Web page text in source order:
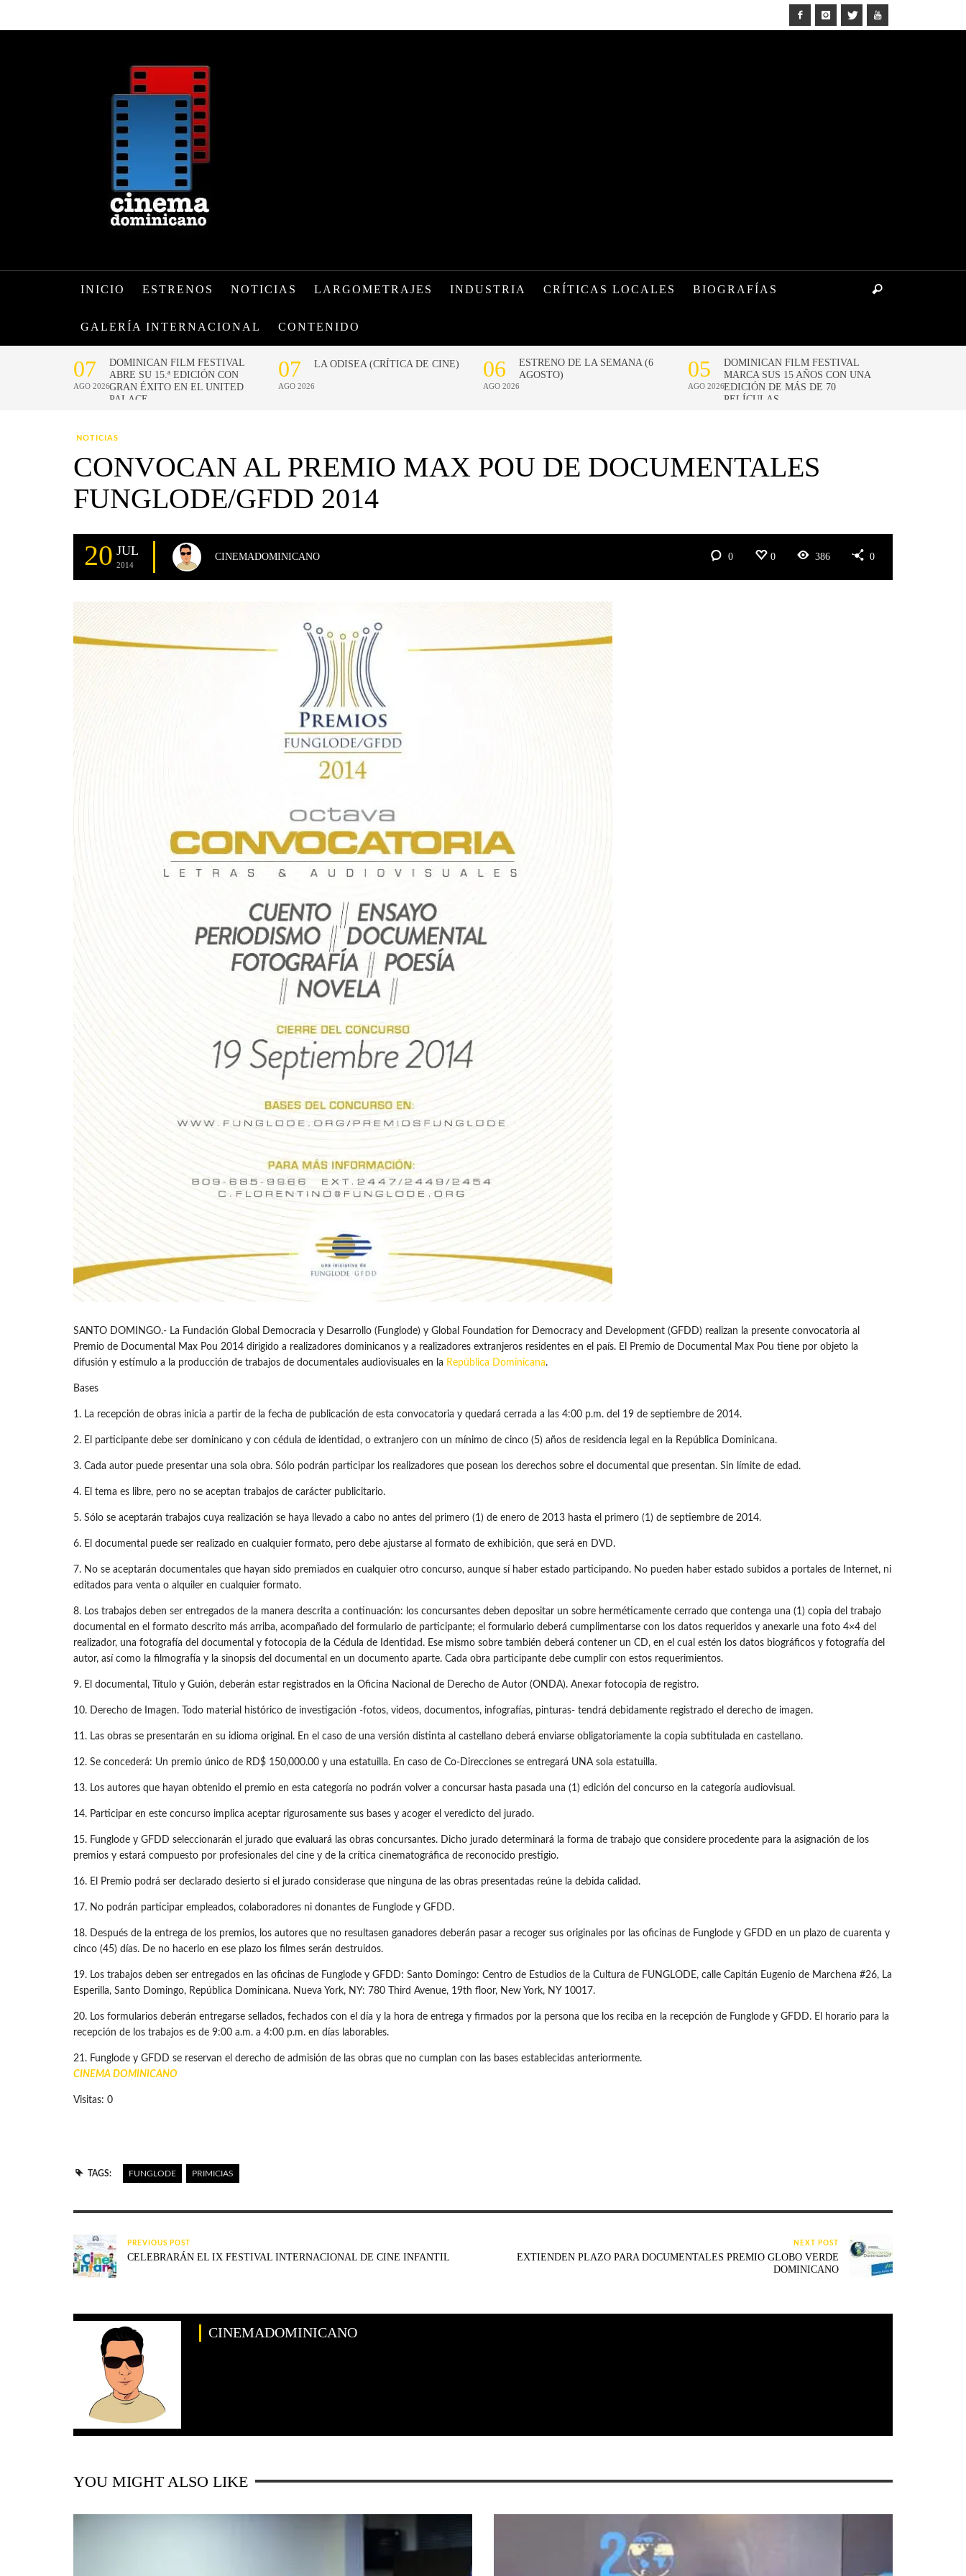
INICIO ESTRENOS NOTICIAS LARGOMETRAJES INDUSTRIA CRÍTICAS LOCALES BIOGRAFÍAS
GALERÍA INTERNACIONAL CONTENIDO
NOTICIAS
CONVOCAN AL PREMIO MAX POU DE DOCUMENTALES
FUNGLODE/GFDD 2014
20 JUL
2014
CINEMADOMINICANO 0 0 386 0
SANTO DOMINGO.- La Fundación Global Democracia y Desarrollo (Funglode) y Global Foundation for Democracy and Development (GFDD) realizan la presente convocatoria al
Premio de Documental Max Pou 2014 dirigido a realizadores dominicanos y a realizadores extranjeros residentes en el país. El Premio de Documental Max Pou tiene por objeto la
difusión y estímulo a la producción de trabajos de documentales audiovisuales en la República Dominicana.
Bases
1. La recepción de obras inicia a partir de la fecha de publicación de esta convocatoria y quedará cerrada a las 4:00 p.m. del 19 de septiembre de 2014.
2. El participante debe ser dominicano y con cédula de identidad, o extranjero con un mínimo de cinco (5) años de residencia legal en la República Dominicana.
3. Cada autor puede presentar una sola obra. Sólo podrán participar los realizadores que posean los derechos sobre el documental que presentan. Sin límite de edad.
4. El tema es libre, pero no se aceptan trabajos de carácter publicitario.
5. Sólo se aceptarán trabajos cuya realización se haya llevado a cabo no antes del primero (1) de enero de 2013 hasta el primero (1) de septiembre de 2014.
6. El documental puede ser realizado en cualquier formato, pero debe ajustarse al formato de exhibición, que será en DVD.
7. No se aceptarán documentales que hayan sido premiados en cualquier otro concurso, aunque sí haber estado participando. No pueden haber estado subidos a portales de Internet, ni
editados para venta o alquiler en cualquier formato.
8. Los trabajos deben ser entregados de la manera descrita a continuación: los concursantes deben depositar un sobre herméticamente cerrado que contenga una (1) copia del trabajo
documental en el formato descrito más arriba, acompañado del formulario de participante; el formulario deberá cumplimentarse con los datos requeridos y anexarle una foto 4×4 del
realizador, una fotografía del documental y fotocopia de la Cédula de Identidad. Ese mismo sobre también deberá contener un CD, en el cual estén los datos biográficos y fotografía del
autor, así como la filmografía y la sinopsis del documental en un documento aparte. Cada obra participante debe cumplir con estos requerimientos.
9. El documental, Título y Guión, deberán estar registrados en la Oficina Nacional de Derecho de Autor (ONDA). Anexar fotocopia de registro.
10. Derecho de Imagen. Todo material histórico de investigación -fotos, videos, documentos, infografías, pinturas- tendrá debidamente registrado el derecho de imagen.
11. Las obras se presentarán en su idioma original. En el caso de una versión distinta al castellano deberá enviarse obligatoriamente la copia subtitulada en castellano.
12. Se concederá: Un premio único de RD$ 150,000.00 y una estatuilla. En caso de Co-Direcciones se entregará UNA sola estatuilla.
13. Los autores que hayan obtenido el premio en esta categoría no podrán volver a concursar hasta pasada una (1) edición del concurso en la categoría audiovisual.
14. Participar en este concurso implica aceptar rigurosamente sus bases y acoger el veredicto del jurado.
15. Funglode y GFDD seleccionarán el jurado que evaluará las obras concursantes. Dicho jurado determinará la forma de trabajo que considere procedente para la asignación de los
premios y estará compuesto por profesionales del cine y de la crítica cinematográfica de reconocido prestigio.
16. El Premio podrá ser declarado desierto si el jurado considerase que ninguna de las obras presentadas reúne la debida calidad.
17. No podrán participar empleados, colaboradores ni donantes de Funglode y GFDD.
18. Después de la entrega de los premios, los autores que no resultasen ganadores deberán pasar a recoger sus originales por las oficinas de Funglode y GFDD en un plazo de cuarenta y
cinco (45) días. De no hacerlo en ese plazo los filmes serán destruidos.
19. Los trabajos deben ser entregados en las oficinas de Funglode y GFDD: Santo Domingo: Centro de Estudios de la Cultura de FUNGLODE, calle Capitán Eugenio de Marchena #26, La
Esperilla, Santo Domingo, República Dominicana. Nueva York, NY: 780 Third Avenue, 19th floor, New York, NY 10017.
20. Los formularios deberán entregarse sellados, fechados con el día y la hora de entrega y firmados por la persona que los reciba en la recepción de Funglode y GFDD. El horario para la
recepción de los trabajos es de 9:00 a.m. a 4:00 p.m. en días laborables.
21. Funglode y GFDD se reservan el derecho de admisión de las obras que no cumplan con las bases establecidas anteriormente.
CINEMA DOMINICANO
Visitas: 0
TAGS: FUNGLODE PRIMICIAS
PREVIOUS POST
CELEBRARÁN EL IX FESTIVAL INTERNACIONAL DE CINE INFANTIL
NEXT POST
EXTIENDEN PLAZO PARA DOCUMENTALES PREMIO GLOBO VERDE
DOMINICANO
CINEMADOMINICANO
YOU MIGHT ALSO LIKE